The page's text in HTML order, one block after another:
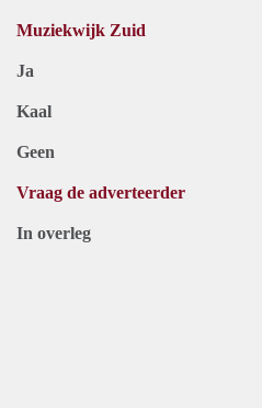
Muziekwijk Zuid
Ja
Kaal
Geen
Vraag de adverteerder
In overleg